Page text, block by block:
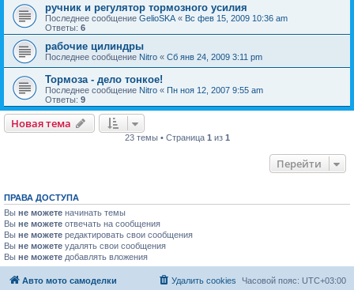
ручник и регулятор тормозного усилия
Последнее сообщение GelioSKA « Вс фев 15, 2009 10:36 am
Ответы: 6
рабочие цилиндры
Последнее сообщение Nitro « Сб янв 24, 2009 3:11 pm
Тормоза - дело тонкое!
Последнее сообщение Nitro « Пн ноя 12, 2007 9:55 am
Ответы: 9
Новая тема
23 темы • Страница 1 из 1
Перейти
ПРАВА ДОСТУПА
Вы не можете начинать темы
Вы не можете отвечать на сообщения
Вы не можете редактировать свои сообщения
Вы не можете удалять свои сообщения
Вы не можете добавлять вложения
Авто мото самоделки Часовой пояс: UTC+03:00
Удалить cookies